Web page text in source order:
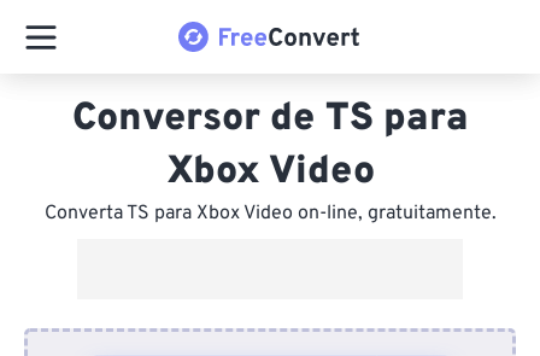
Conversor de TS para
Xbox Video
Converta TS para Xbox Video on-line, gratuitamente.